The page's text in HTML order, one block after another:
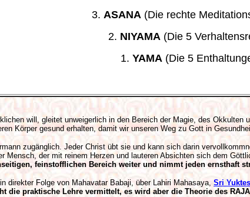
3. ASANA (Die rechte
2. NIYAMA (Die 5
1. YAMA (Die 5
will, gleitet unweigerlich in den Bereich der Magie, des
Körper gesund erhalten, damit wir unseren Weg zu Gott in
zugänglich. Jeder Christ übt sie und kann sich darin
Mensch, der mit reinem Herzen und lauteren Absichten sich dem
feinstofflichen Bereich weiter und nimmt jeden ernsthaft
direkter Folge von Mahavatar Babaji, über Lahiri Mahasaya,Sri
die praktische Lehre vermittelt, es wird aber die Theorie des